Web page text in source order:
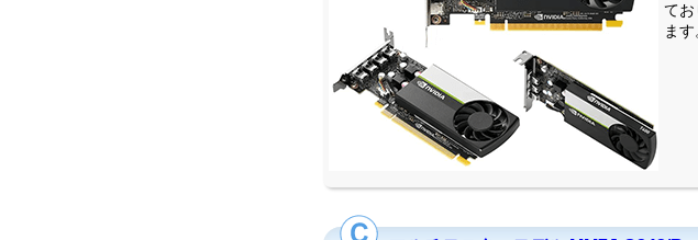
てお
ます